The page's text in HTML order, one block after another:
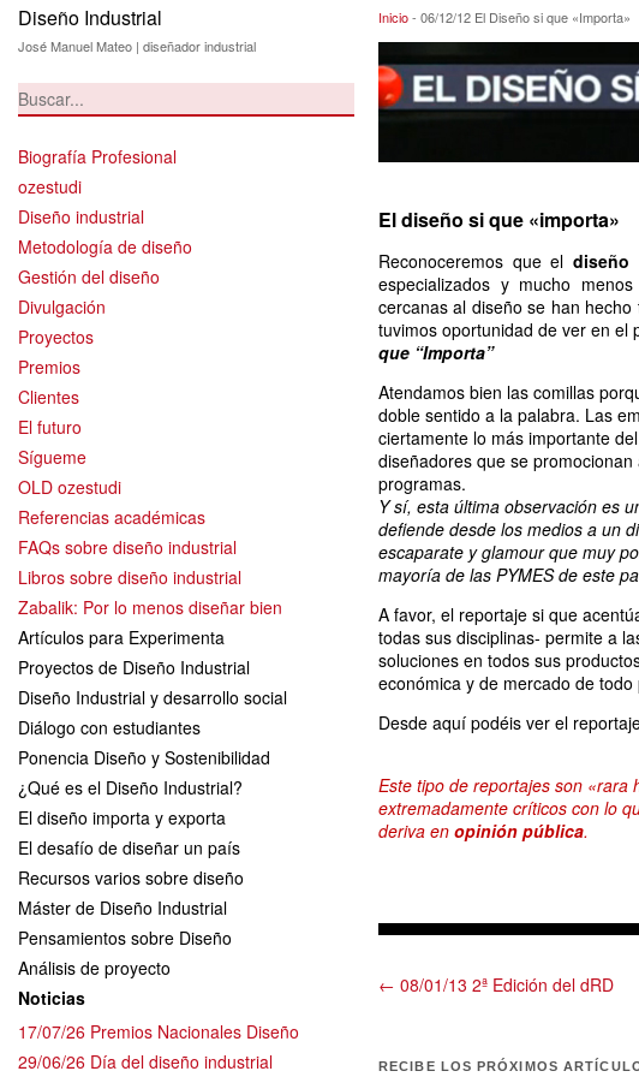
Diseño Industrial
José Manuel Mateo | diseñador industrial
Biografía Profesional
ozestudi
Diseño industrial
Metodología de diseño
Gestión del diseño
Divulgación
Proyectos
Premios
Clientes
El futuro
Sígueme
OLD ozestudi
Referencias académicas
FAQs sobre diseño industrial
Libros sobre diseño industrial
Zabalik: Por lo menos diseñar bien
Artículos para Experimenta
Proyectos de Diseño Industrial
Diseño Industrial y desarrollo social
Diálogo con estudiantes
Ponencia Diseño y Sostenibilidad
¿Qué es el Diseño Industrial?
El diseño importa y exporta
El desafío de diseñar un país
Recursos varios sobre diseño
Máster de Diseño Industrial
Pensamientos sobre Diseño
Análisis de proyecto
Noticias
17/07/26 Premios Nacionales Diseño
29/06/26 Día del diseño industrial
06/12/12 El Diseño si que
Inicio- 06/12/12 El Diseño si que «Importa»
El diseño si que «importa»
Reconoceremos que el diseño
especializados y mucho
cercanas al diseño se han
tuvimos oportunidad de ver en el
que “Importa”
Atendamos bien las comillas
doble sentido a la palabra. Las
ciertamente lo más importante
diseñadores que se
programas.
Y sí, esta última observación es
defiende desde los medios a un
escaparate y glamour que muy
mayoría de las PYMES de este
A favor, el reportaje si que
todas sus disciplinas- permite a
soluciones en todos sus
económica y de mercado de todo
Desde aquí podéis ver el
Este tipo de reportajes son «rara
extremadamente críticos con lo
deriva en opinión pública.
← 08/01/13 2ª Edición del dRD
RECIBE LOS PRÓXIMOS